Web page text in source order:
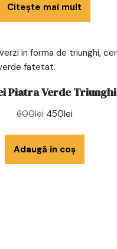
Citește mai mult
Piatra Verde Triunghi
600lei 450lei
Adaugă în coș